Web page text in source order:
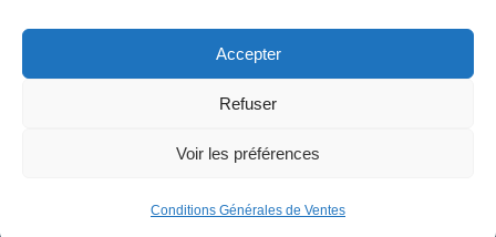
Accepter
Refuser
Voir les préférences
Conditions Générales de Ventes
Copyright @2024 – Canoe Diffusion – Tous droits
Réservés